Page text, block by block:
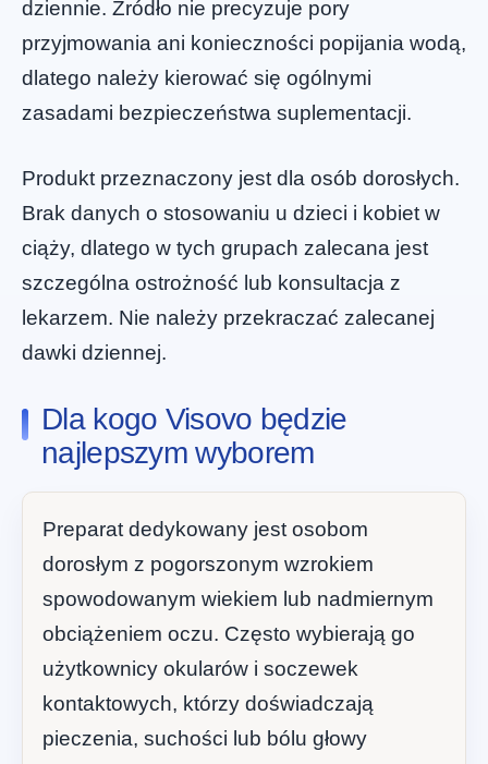
dziennie. Źródło nie precyzuje pory
przyjmowania ani konieczności popijania wodą,
dlatego należy kierować się ogólnymi
zasadami bezpieczeństwa suplementacji.
Produkt przeznaczony jest dla osób dorosłych.
Brak danych o stosowaniu u dzieci i kobiet w
ciąży, dlatego w tych grupach zalecana jest
szczególna ostrożność lub konsultacja z
lekarzem. Nie należy przekraczać zalecanej
dawki dziennej.
Dla kogo Visovo będzie
najlepszym wyborem
Preparat dedykowany jest osobom
dorosłym z pogorszonym wzrokiem
spowodowanym wiekiem lub nadmiernym
obciążeniem oczu. Często wybierają go
użytkownicy okularów i soczewek
kontaktowych, którzy doświadczają
pieczenia, suchości lub bólu głowy